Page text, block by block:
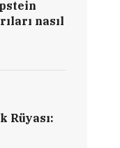
nasıl
Rüyası: